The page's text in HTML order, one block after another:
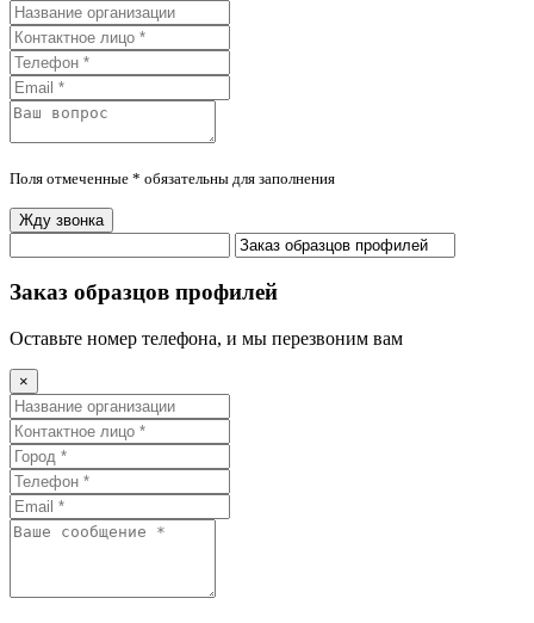
Поля отмеченные * обязательны для заполнения
Жду звонка
Заказ образцов профилей
Оставьте номер телефона, и мы перезвоним вам
×